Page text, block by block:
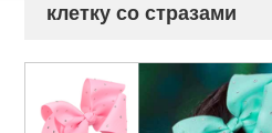
клетку со стразами